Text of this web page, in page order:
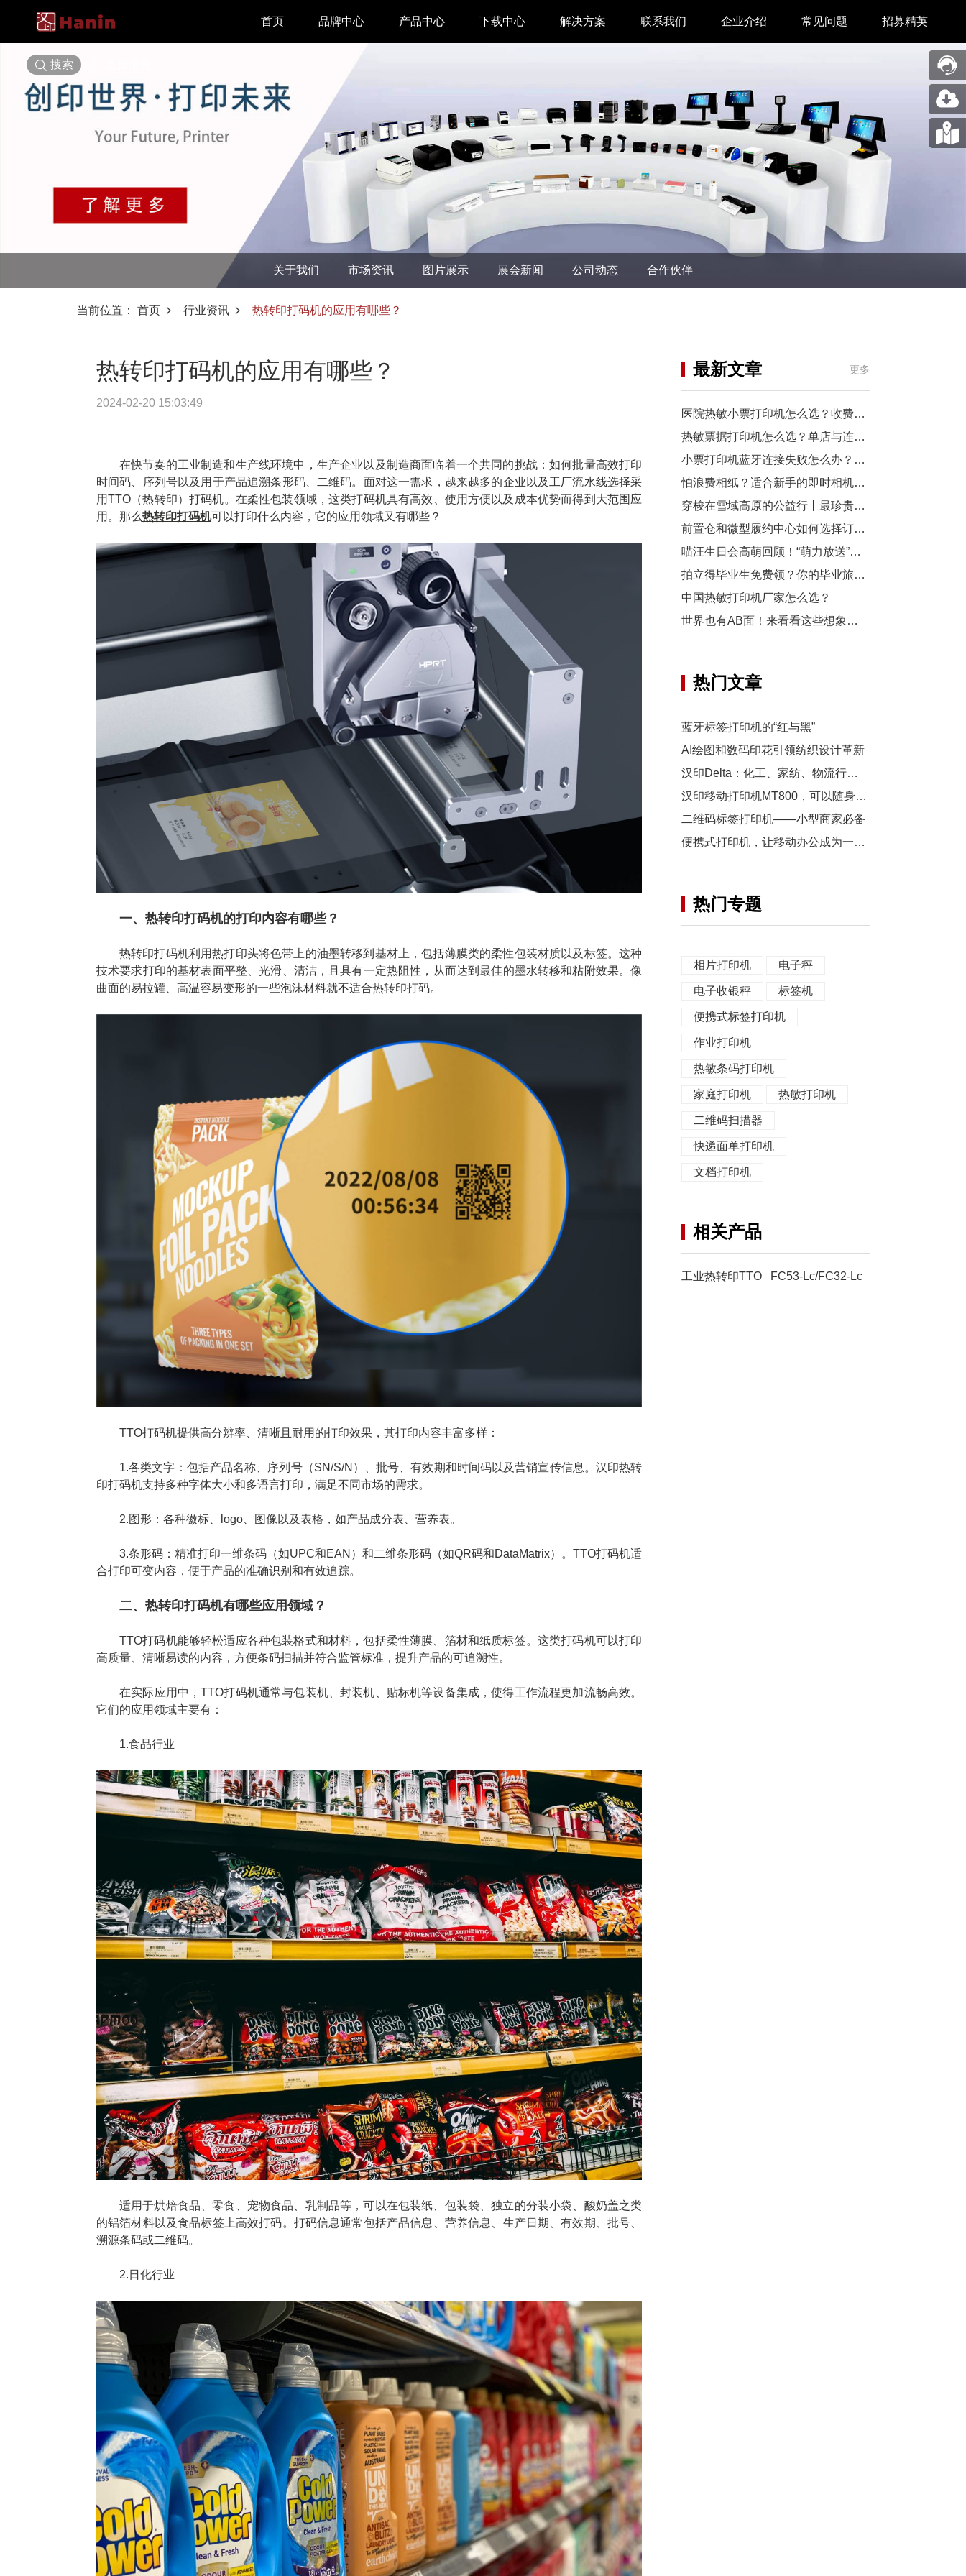
首页 品牌中心 产品中心 下载中心
汉印管家
工具下载
汉码标签软件
解决方案
即时零售
仓储物流
增材制造
联系我们
业务合作
回收再利用服务
问题反馈&建议
企业介绍
关于我们
图片展示
合作伙伴
汉印人文
公司动态
3D打印
常见问题 招募精英
搜索
关于我们 市场资讯 图片展示 展会新闻 公司动态 合作伙伴
当前位置： 首页 行业资讯 热转印打码机的应用有哪些？
热转印打码机的应用有哪些？
2024-02-20 15:03:49
在快节奏的工业制造和生产线环境中，生产企业以及制造商面临着一个共同的挑战：如何批量高效打印
时间码、序列号以及用于产品追溯条形码、二维码。面对这一需求，越来越多的企业以及工厂流水线选择采
用TTO（热转印）打码机。在柔性包装领域，这类打码机具有高效、使用方便以及成本优势而得到大范围应
用。那么热转印打码机可以打印什么内容，它的应用领域又有哪些？
一、热转印打码机的打印内容有哪些？
热转印打码机利用热打印头将色带上的油墨转移到基材上，包括薄膜类的柔性包装材质以及标签。这种
技术要求打印的基材表面平整、光滑、清洁，且具有一定热阻性，从而达到最佳的墨水转移和粘附效果。像
曲面的易拉罐、高温容易变形的一些泡沫材料就不适合热转印打码。
TTO打码机提供高分辨率、清晰且耐用的打印效果，其打印内容丰富多样：
1.各类文字：包括产品名称、序列号（SN/S/N）、批号、有效期和时间码以及营销宣传信息。汉印热转
印打码机支持多种字体大小和多语言打印，满足不同市场的需求。
2.图形：各种徽标、logo、图像以及表格，如产品成分表、营养表。
3.条形码：精准打印一维条码（如UPC和EAN）和二维条形码（如QR码和DataMatrix）。TTO打码机适
合打印可变内容，便于产品的准确识别和有效追踪。
二、热转印打码机有哪些应用领域？
TTO打码机能够轻松适应各种包装格式和材料，包括柔性薄膜、箔材和纸质标签。这类打码机可以打印
高质量、清晰易读的内容，方便条码扫描并符合监管标准，提升产品的可追溯性。
在实际应用中，TTO打码机通常与包装机、封装机、贴标机等设备集成，使得工作流程更加流畅高效。
它们的应用领域主要有：
1.食品行业
适用于烘焙食品、零食、宠物食品、乳制品等，可以在包装纸、包装袋、独立的分装小袋、酸奶盖之类
的铝箔材料以及食品标签上高效打码。打码信息通常包括产品信息、营养信息、生产日期、有效期、批号、
溯源条码或二维码。
2.日化行业
最新文章 更多
医院热敏小票打印机怎么选？收费窗口、药房以及诊室选型指南
热敏票据打印机怎么选？单店与连锁门店选型对比
小票打印机蓝牙连接失败怎么办？从配对到断连7步排查
怕浪费相纸？适合新手的即时相机推荐
穿梭在雪域高原的公益行丨最珍贵的“礼物”，是让孩子看见远方
前置仓和微型履约中心如何选择订单小票打印机？
喵汪生日会高萌回顾！“萌力放送”请查收~
拍立得毕业生免费领？你的毕业旅行照，也有机会上「三影堂」影展了！
中国热敏打印机厂家怎么选？
世界也有AB面！来看看这些想象力拉满的拍立得作品~
热门文章
蓝牙标签打印机的“红与黑”
AI绘图和数码印花引领纺织设计革新
汉印Delta：化工、家纺、物流行业的宽幅标签打印推荐选择
汉印移动打印机MT800，可以随身携带的黑科技A4打印机
二维码标签打印机——小型商家必备
便携式打印机，让移动办公成为一种生活方式
热门专题
相片打印机 电子秤
电子收银秤 标签机
便携式标签打印机
作业打印机
热敏条码打印机
家庭打印机 热敏打印机
二维码扫描器
快递面单打印机
文档打印机
相关产品
工业热转印TTO FC53-Lc/FC32-Lc